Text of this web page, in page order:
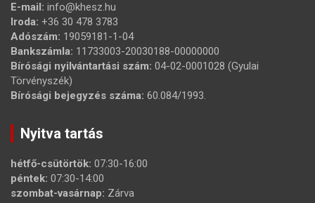
E-mail: info@khesz.hu
Iroda: +36 30 478 3783
Adószám: 19059181-1-04
Bankszámla: 11733003-20030188-00000000
Bírósági nyilvántartási szám: 04-02-0001028 (Gyulai
Törvényszék)
Bírósági bejegyzés száma: 60.084/1993.
Nyitva tartás
hétfő-csütörtök: 07:30-16:00
péntek: 07:30-14:00
szombat-vasárnap: Zárva